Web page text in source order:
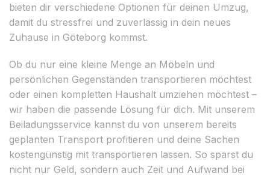
bieten dir verschiedene Optionen für deinen Umzug,
damit du stressfrei und zuverlässig in dein neues
Zuhause in Göteborg kommst.
Ob du nur eine kleine Menge an Möbeln und
persönlichen Gegenständen transportieren möchtest
oder einen kompletten Haushalt umziehen möchtest –
wir haben die passende Lösung für dich. Mit unserem
Beiladungsservice kannst du von unserem bereits
geplanten Transport profitieren und deine Sachen
kostengünstig mit transportieren lassen. So sparst du
nicht nur Geld, sondern auch Zeit und Aufwand bei